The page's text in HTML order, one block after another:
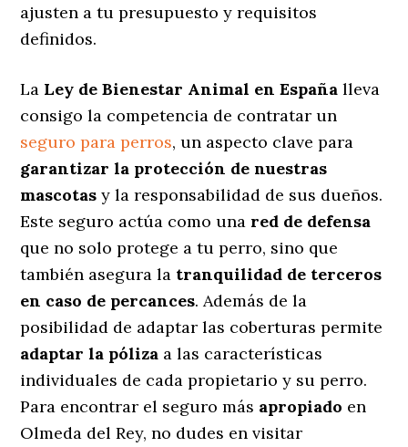
ajusten a tu presupuesto y requisitos
definidos.
La Ley de Bienestar Animal en España lleva
consigo la competencia de contratar un
seguro para perros, un aspecto clave para
garantizar la protección de nuestras
mascotas y la responsabilidad de sus dueños.
Este seguro actúa como una red de defensa
que no solo protege a tu perro, sino que
también asegura la tranquilidad de terceros
en caso de percances. Además de la
posibilidad de adaptar las coberturas permite
adaptar la póliza a las características
individuales de cada propietario y su perro.
Para encontrar el seguro más apropiado en
Olmeda del Rey, no dudes en visitar